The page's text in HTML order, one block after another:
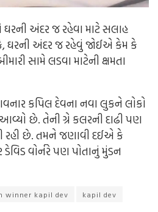
ઘરની અંદર જ રહેવા માટે સલાહ
અંદર જ રહેવું જોઈએ કેમ કે
સામે લડવા માટેની ક્ષમતા
કપિલ દેવના નવા લુકને લોકો
છે. તેની ગ્રે કલરની દાઢી પણ
છે. તમને જણાવી દઈએ કે
વોર્નરે પણ પોતાનું મુંડન
winner kapil dev
kapil dev